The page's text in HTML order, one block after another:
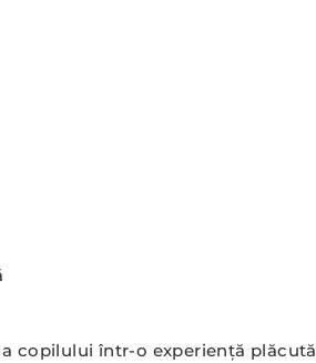
copilului într-o experiență